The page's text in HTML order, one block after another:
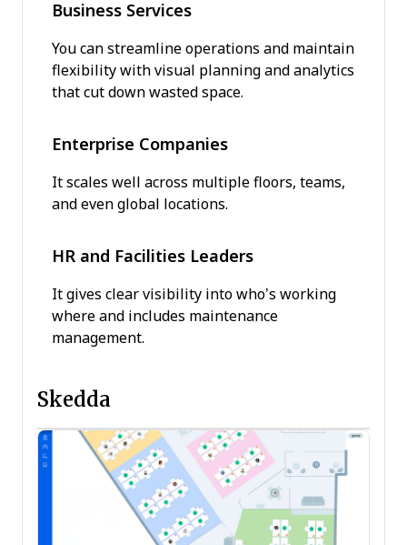
Business Services
You can streamline operations and maintain
flexibility with visual planning and analytics
that cut down wasted space.
Enterprise Companies
It scales well across multiple floors, teams,
and even global locations.
HR and Facilities Leaders
It gives clear visibility into who’s working
where and includes maintenance
management.
Skedda